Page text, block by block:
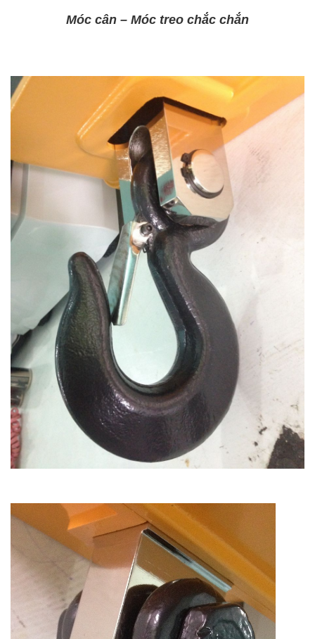
Móc cân – Móc treo chắc chắn